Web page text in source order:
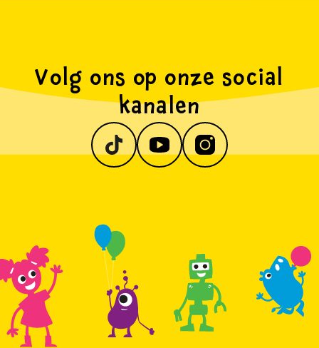
Volg ons op onze social
kanalen